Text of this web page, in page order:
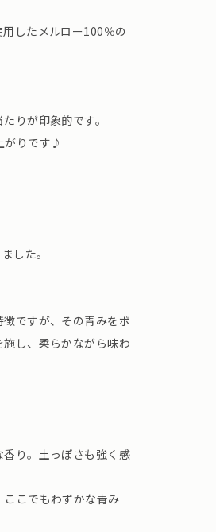
したメルロー100％の
りが印象的です。
がりです♪
した。
ですが、その青みをポ
し、柔らかながら味わ
り。土っぽさも強く感
こでもわずかな青み